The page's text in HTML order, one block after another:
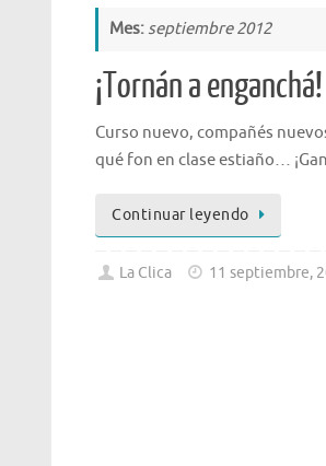
Mes: septiembre 2012
¡Tornán a enganchá!
Curso nuevo, compañés
qué fon en clase estiaño…
Continuar leyendo
La Clica 11 septiembre,